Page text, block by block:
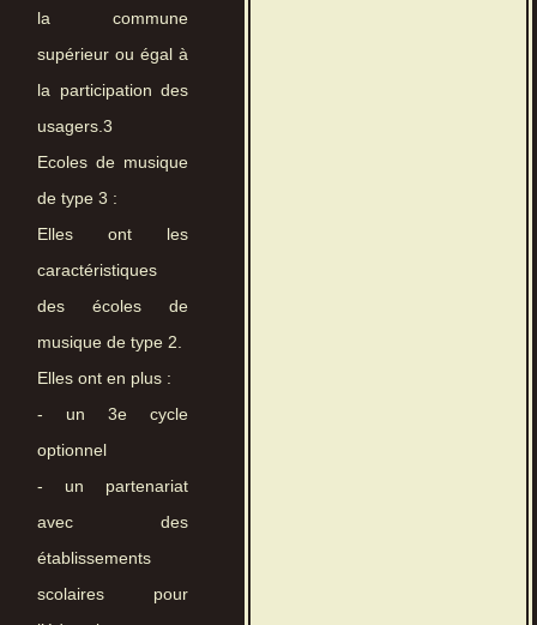
la commune
supérieur ou égal à
la participation des
usagers.3
Ecoles de musique
de type 3 :
Elles ont les
caractéristiques
des écoles de
musique de type 2.
Elles ont en plus :
- un 3e cycle
optionnel
- un partenariat
avec des
établissements
scolaires pour